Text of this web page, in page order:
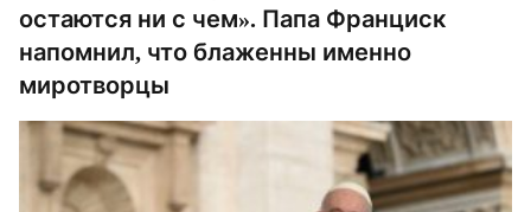
остаются ни с чем». Папа Франциск
напомнил, что блаженны именно
миротворцы